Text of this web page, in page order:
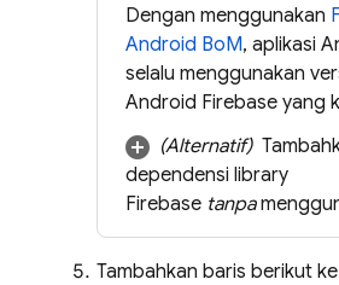
Dengan menggunakan
Android BoM, aplikasi
selalu menggunakan
Android Firebase yang
(Alternatif)
dependensi library
Firebase tanpa
Tambahkan baris berikut